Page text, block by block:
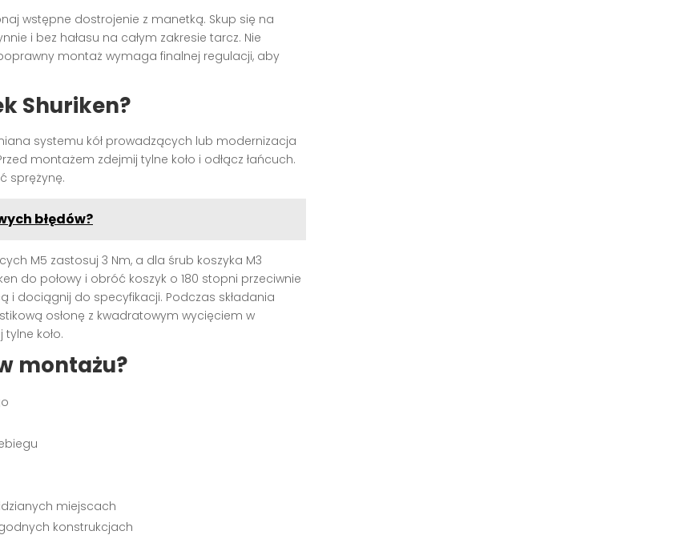
wstępne dostrojenie z manetką. Skup się na
i bez hałasu na całym zakresie tarcz. Nie
montaż wymaga finalnej regulacji, aby
Shuriken?
systemu kół prowadzących lub modernizacja
montażem zdejmij tylne koło i odłącz łańcuch.
sprężynę.
błędów?
M5 zastosuj 3 Nm, a dla śrub koszyka M3
do połowy i obróć koszyk o 180 stopni przeciwnie
i dociągnij do specyfikacji. Podczas składania
osłonę z kwadratowym wycięciem w
koło.
montażu?
miejscach
konstrukcjach